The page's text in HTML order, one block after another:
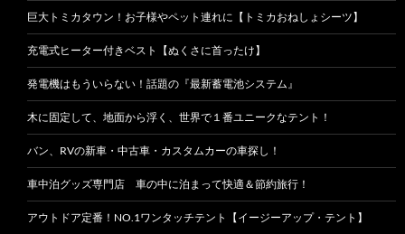
巨大トミカタウン！お子様やペット連れに【トミカおねしょシーツ】
充電式ヒーター付きベスト【ぬくさに首ったけ】
発電機はもういらない！話題の『最新蓄電池システム』
木に固定して、地面から浮く、世界で１番ユニークなテント！
バン、RVの新車・中古車・カスタムカーの車探し！
車中泊グッズ専門店 車の中に泊まって快適＆節約旅行！
アウトドア定番！NO.1ワンタッチテント【イージーアップ・テント】